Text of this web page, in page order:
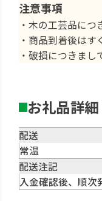
注意事項
・木の工芸品につ
・商品到着後は
・破損につきま
お礼品詳細
配送
常温
配送注記
入金確認後、順次